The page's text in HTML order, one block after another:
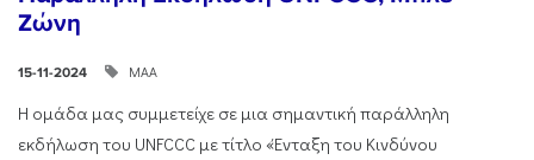
Ζώνη
15-11-2024 ΜΑΑ
Η ομάδα μας συμμετείχε σε μια σημαντική παράλληλη
εκδήλωση του UNFCCC με τίτλο «Ένταξη του Κινδύνου